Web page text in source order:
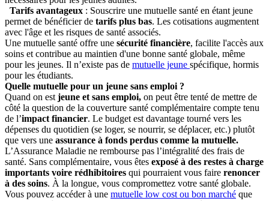
Tarifs avantageux : Souscrire une mutuelle santé en étant jeune
permet de bénéficier de tarifs plus bas. Les cotisations augmentent
avec l'âge et les risques de santé associés.
Une mutuelle santé offre une sécurité financière, facilite l'accès aux
soins et contribue au maintien d'une bonne santé globale, même
pour les jeunes. Il n’existe pas de mutuelle jeune spécifique, hormis
pour les étudiants.
Quelle mutuelle pour un jeune sans emploi ?
Quand on est jeune et sans emploi, on peut être tenté de mettre de
côté la question de la couverture santé complémentaire compte tenu
de l’impact financier. Le budget est davantage tourné vers les
dépenses du quotidien (se loger, se nourrir, se déplacer, etc.) plutôt
que vers une assurance à fonds perdus comme la mutuelle.
L’Assurance Maladie ne rembourse pas l’intégralité des frais de
santé. Sans complémentaire, vous êtes exposé à des restes à charge
importants voire rédhibitoires qui pourraient vous faire renoncer
à des soins. À la longue, vous compromettez votre santé globale.
Vous pouvez accéder à une mutuelle low cost ou bon marché que